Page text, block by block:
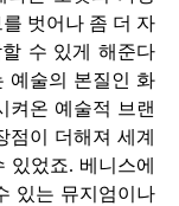
벗어나 좀 더 자
수 있게 해준다
예술의 본질인 화
켜온 예술적 브랜
점이 더해져 세계
있었죠. 베니스에
있는 뮤지엄이나